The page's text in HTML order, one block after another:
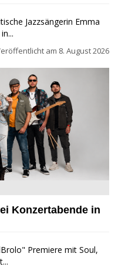
Jazzsängerin Emma
am 8. August 2026
su Cuba" zu Gast beim
Konzertabende in
Premiere mit Soul,